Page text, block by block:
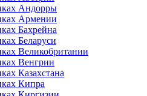
Андорры
Армении
Бахрейна
Беларуси
Великобритании
Венгрии
Казахстана
Кипра